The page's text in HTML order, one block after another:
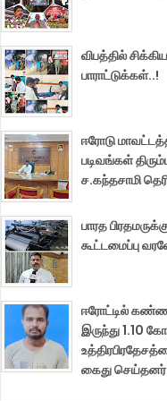
விபத்தில்
பாராட்டுக்கள்..!
ஈரோடு
படிவங்கள்
ச.கந்தசாமி
பாரத
கூட்டமைப்பு
ஈரோட்டில்
இருந்து 1.10
கைது